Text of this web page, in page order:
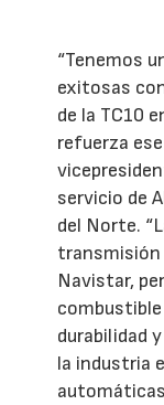
“Tenemos
exitosas
de la TC10
refuerza
servicio de
del Norte.
transmisión
Navistar,
durabilidad
la industria